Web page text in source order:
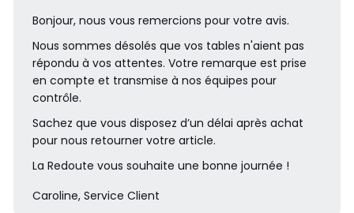
Bonjour, nous vous remercions pour votre avis.
Nous sommes désolés que vos tables n'aient pas
répondu à vos attentes. Votre remarque est prise
en compte et transmise à nos équipes pour
contrôle.
Sachez que vous disposez d’un délai après achat
pour nous retourner votre article.
La Redoute vous souhaite une bonne journée !
Caroline, Service Client